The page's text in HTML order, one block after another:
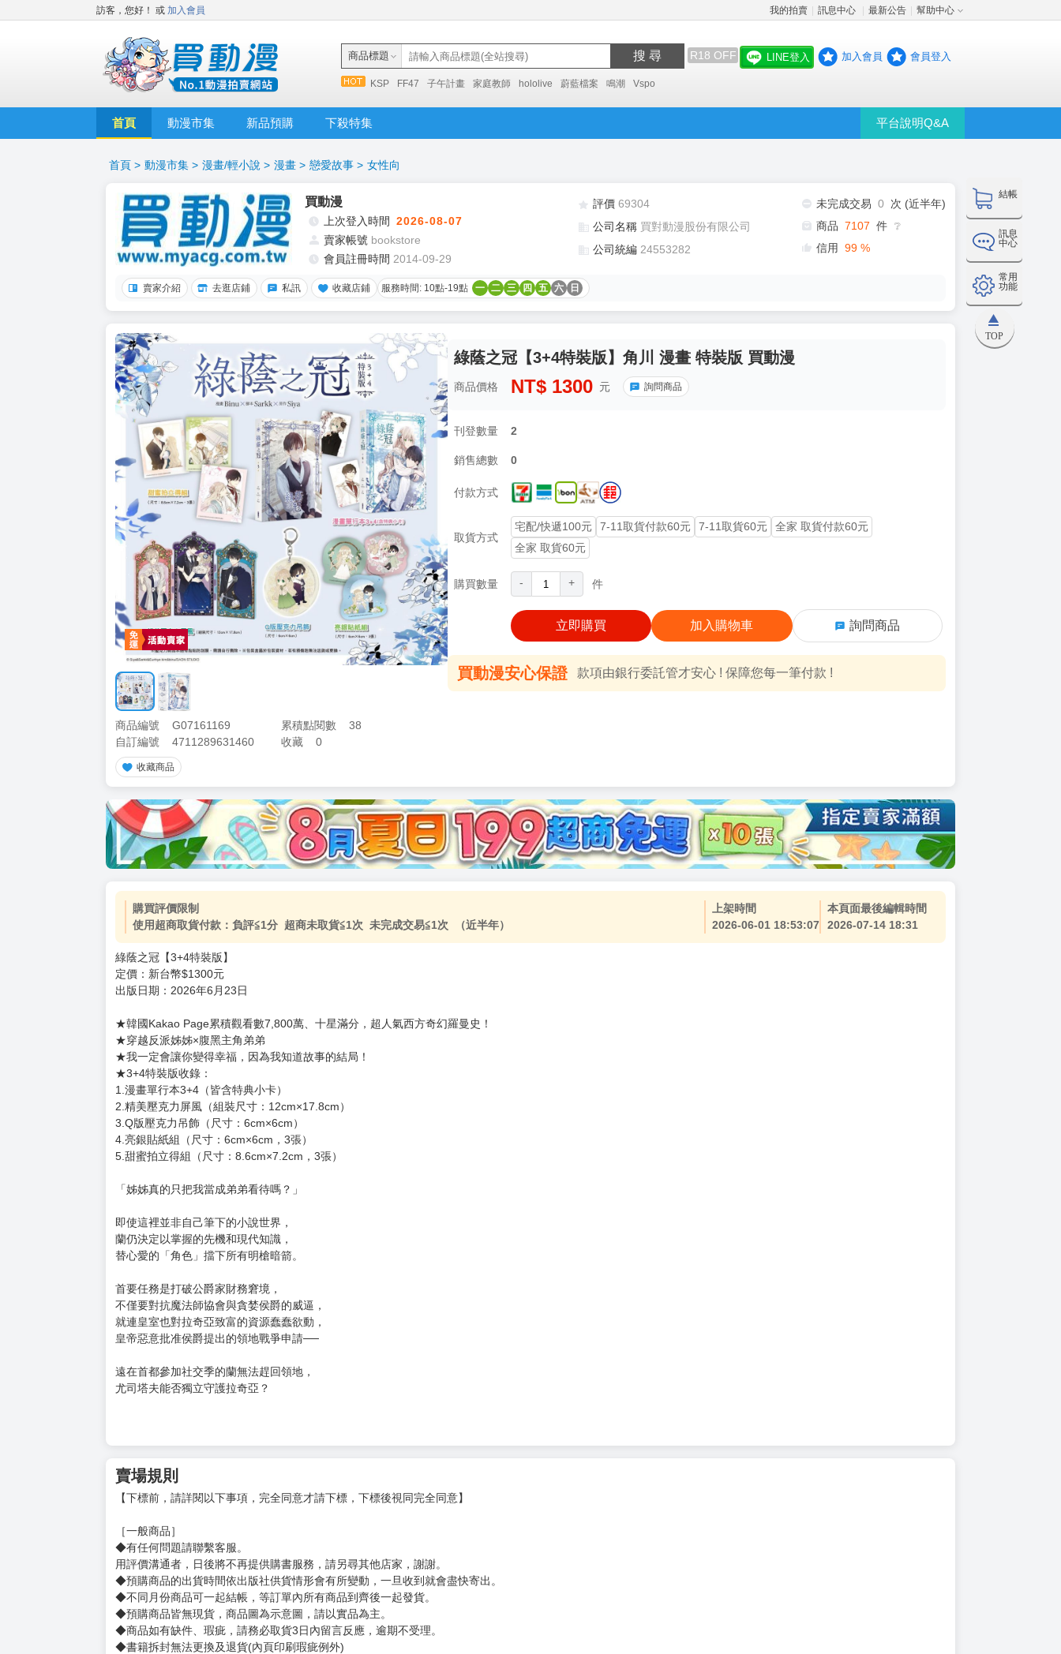
訪客，您好！ 或 加入會員 我的拍賣 訊息中心 最新公告 幫助中心
商品標題 搜 尋 R18 OFF
KSP FF47 子午計畫 家庭教師 hololive 蔚藍檔案 鳴潮 Vspo
LINE登入 加入會員 會員登入
首頁 動漫市集 新品預購 下殺特集 平台說明Q&A
結帳
訊息
中心
常用
功能
TOP
首頁 > 動漫市集 > 漫畫/輕小說 > 漫畫 > 戀愛故事 > 女性向
買動漫
上次登入時間 2026-08-07
賣家帳號 bookstore
會員註冊時間 2014-09-29
評價 69304
公司名稱 買對動漫股份有限公司
公司統編 24553282
未完成交易 0
次 (近半年)
商品 7107 件 ❔
信用 99 %
賣家介紹 去逛店鋪 私訊 收藏店鋪 服務時間: 10點-19點 一 二 三 四 五 六 日
商品編號 G07161169 累積點閱數
38
自訂編號
4711289631460 收藏 0
收藏商品
綠蔭之冠【3+4特裝版】角川 漫畫 特裝版 買動漫
商品價格 NT$ 1300 元 詢問商品
刊登數量 2
銷售總數 0
付款方式
取貨方式
宅配/快遞100元 7-11取貨付款60元 7-11取貨60元
全家 取貨付款60元
全家 取貨60元
購買數量 - + 件
立即購買 加入購物車 詢問商品
買動漫安心保證 款項由銀行委託管才安心 ! 保障您每一筆付款 !
購買評價限制
使用超商取貨付款：負評≦1分 超商未取貨≦1次 未完成交易≦1次 （近半年）
上架時間
2026-06-01 18:53:07
本頁面最後編輯時間
2026-07-14 18:31
綠蔭之冠【3+4特裝版】
定價：新台幣$1300元
出版日期：2026年6月23日
★韓國Kakao Page累積觀看數7,800萬、十星滿分，超人氣西方奇幻羅曼史！
★穿越反派姊姊×腹黑主角弟弟
★我一定會讓你變得幸福，因為我知道故事的結局！
★3+4特裝版收錄：
1.漫畫單行本3+4（皆含特典小卡）
2.精美壓克力屏風（組裝尺寸：12cm×17.8cm）
3.Q版壓克力吊飾（尺寸：6cm×6cm）
4.亮銀貼紙組（尺寸：6cm×6cm，3張）
5.甜蜜拍立得組（尺寸：8.6cm×7.2cm，3張）
「姊姊真的只把我當成弟弟看待嗎？」
即使這裡並非自己筆下的小說世界，
蘭仍決定以掌握的先機和現代知識，
替心愛的「角色」擋下所有明槍暗箭。
首要任務是打破公爵家財務窘境，
不僅要對抗魔法師協會與貪婪侯爵的威逼，
就連皇室也對拉奇亞致富的資源蠢蠢欲動，
皇帝惡意批准侯爵提出的領地戰爭申請──
遠在首都參加社交季的蘭無法趕回領地，
尤司塔夫能否獨立守護拉奇亞？
賣場規則
【下標前，請詳閱以下事項，完全同意才請下標，下標後視同完全同意】
［一般商品］
◆有任何問題請聯繫客服。
用評價溝通者，日後將不再提供購書服務，請另尋其他店家，謝謝。
◆預購商品的出貨時間依出版社供貨情形會有所變動，一旦收到就會盡快寄出。
◆不同月份商品可一起結帳，等訂單內所有商品到齊後一起發貨。
◆預購商品皆無現貨，商品圖為示意圖，請以實品為主。
◆商品如有缺件、瑕疵，請務必取貨3日內留言反應，逾期不受理。
◆書籍拆封無法更換及退貨(內頁印刷瑕疵例外)